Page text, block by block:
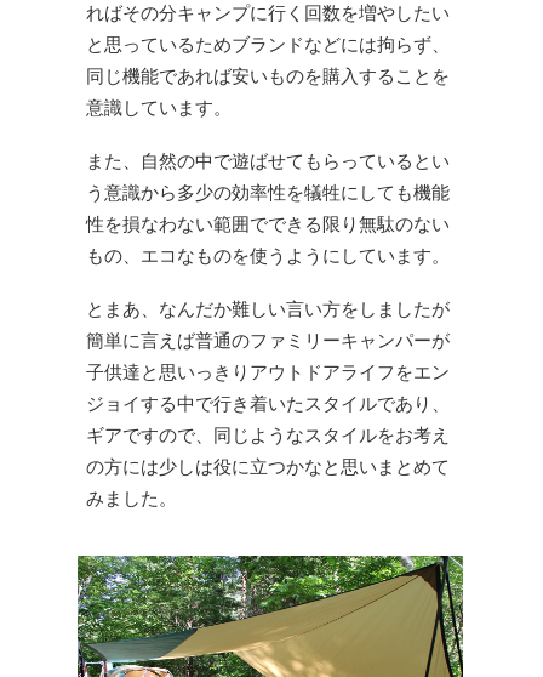
ればその分キャンプに行く回数を増やしたい
と思っているためブランドなどには拘らず、
同じ機能であれば安いものを購入することを
意識しています。
また、自然の中で遊ばせてもらっているとい
う意識から多少の効率性を犠牲にしても機能
性を損なわない範囲でできる限り無駄のない
もの、エコなものを使うようにしています。
とまあ、なんだか難しい言い方をしましたが
簡単に言えば普通のファミリーキャンパーが
子供達と思いっきりアウトドアライフをエン
ジョイする中で行き着いたスタイルであり、
ギアですので、同じようなスタイルをお考え
の方には少しは役に立つかなと思いまとめて
みました。